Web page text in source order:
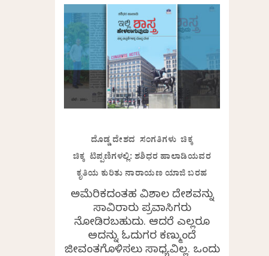
ದೊಡ್ಡ ದೇಶದ ಸಂಗತಿಗಳು ಚಿಕ್ಕ
ಚಿಕ್ಕ ಟಿಪ್ಪಣಿಗಳಲ್ಲಿ: ಶಶಿಧರ ಹಾಲಾಡಿಯವರ
ಕೃತಿಯ ಕುರಿತು ನಾರಾಯಣ ಯಾಜಿ ಬರಹ
ಅಮೆರಿಕದಂತಹ ವಿಶಾಲ ದೇಶವನ್ನು
ಸಾವಿರಾರು ಪ್ರವಾಸಿಗರು
ನೋಡಿರಬಹುದು. ಆದರೆ ಎಲ್ಲರೂ
ಅದನ್ನು ಓದುಗರ ಕಣ್ಮುಂದೆ
ಜೀವಂತಗೊಳಿಸಲು ಸಾಧ್ಯವಿಲ್ಲ. ಒಂದು